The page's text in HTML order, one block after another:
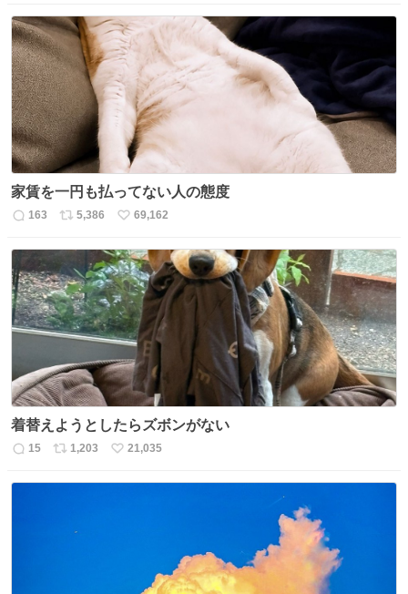
数
ス
ト
数
ね
数
家賃を一円も払ってない人の態度
返
163
リ
ト
数
5,386
い
ね
数
69,162
着替えようとしたらズボンがない
返
15
リ
1,203
い
21,035